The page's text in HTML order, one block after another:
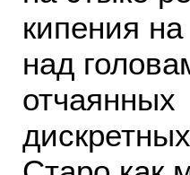
кипения на
над
отчаянных